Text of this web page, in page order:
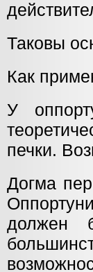
Таковы
Как
У
печки.
Догма
должен